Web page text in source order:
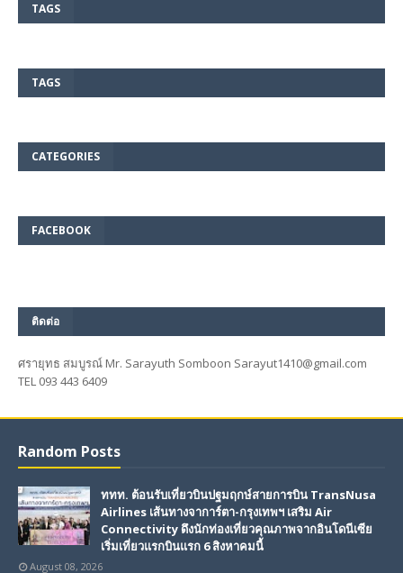
TAGS
TAGS
CATEGORIES
FACEBOOK
ติดต่อ
ศรายุทธ สมบูรณ์ Mr. Sarayuth Somboon Sarayut1410@gmail.com
TEL 093 443 6409
Random Posts
ททท. ต้อนรับเที่ยวบินปฐมฤกษ์สายการบิน TransNusa
Airlines เส้นทางจาการ์ตา-กรุงเทพฯ เสริม Air
Connectivity ดึงนักท่องเที่ยวคุณภาพจากอินโดนีเซีย
เริ่มเที่ยวแรกบินแรก 6 สิงหาคมนี้
August 08, 2026